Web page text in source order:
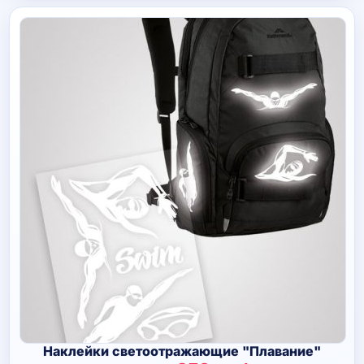
Наклейки светоотражающие "Плавание"